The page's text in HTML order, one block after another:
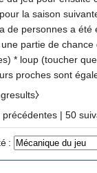
pour le joueur: * Courir * Sauter * Plonger * Attraper (quelqu'un ou quelque chose) Passage d'un niveau à
éliminé (battle royale). Costumes un peu lourds, à la "Interville"
chance qui rend la victoire accessible à tous. 2)
* loup (toucher quelqu'un)
proches sont
précédentes | 50
: